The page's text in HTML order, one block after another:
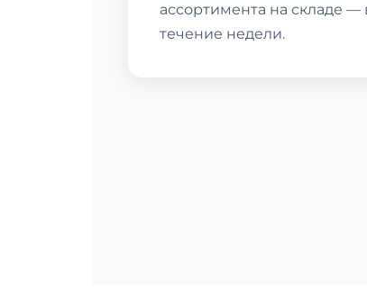
ассортимента на складе
течение недели.